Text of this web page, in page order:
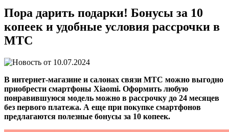
Пора дарить подарки! Бонусы за 10
копеек и удобные условия рассрочки в
МТС
10.07.2024
В интернет-магазине и салонах связи МТС можно выгодно
приобрести смартфоны Xiaomi. Оформить любую
понравившуюся модель можно в рассрочку до 24 месяцев
без первого платежа. А еще при покупке смартфонов
предлагаются полезные бонусы за 10 копеек.